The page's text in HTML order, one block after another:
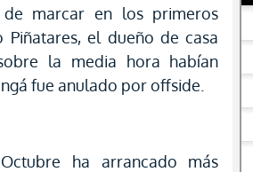
marcar en los primeros
el dueño de casa
la media hora habían
fue anulado por offside.
ha arrancado más